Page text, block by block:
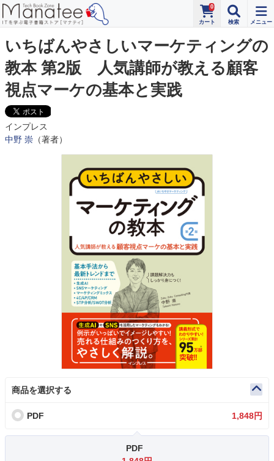
0
いちばんやさしいマーケティングの
教本 第2版 人気講師が教える顧客
視点マーケの基本と実践
インプレス
中野 崇 （著者）
商品を選択する
PDF 1,848円
PDF